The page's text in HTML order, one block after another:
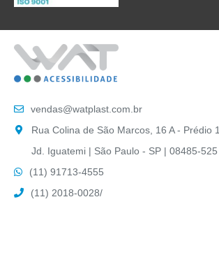
vendas@watplast.com.br
Rua Colina de São Marcos, 16 A - Prédio 1
Jd. Iguatemi | São Paulo - SP | 08485-525
(11) 91713-4555
(11) 2018-0028/